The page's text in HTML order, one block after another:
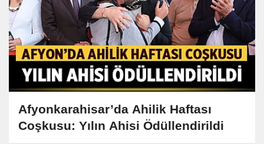
Afyonkarahisar’da Ahilik Haftası
Coşkusu: Yılın Ahisi Ödüllendirildi